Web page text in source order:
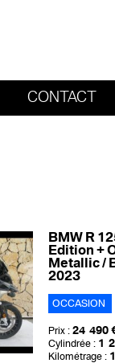
CONTACT
BMW R
Edition +
Metallic /
2023
OCCASION
Prix : 24 490
Cylindrée : 1
Kilométrage :